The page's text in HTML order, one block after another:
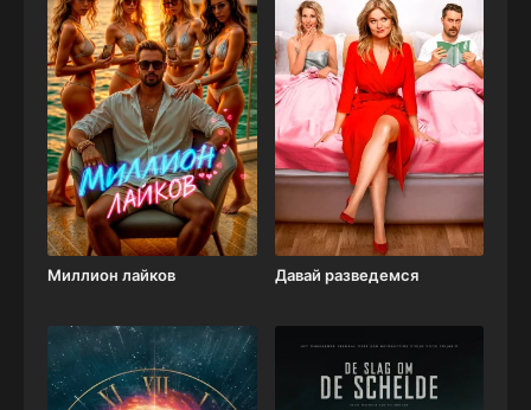
Миллион лайков Давай разведемся